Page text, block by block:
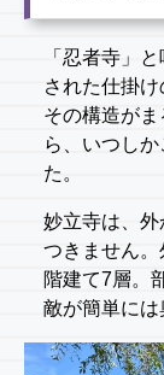
「忍者寺」
された仕掛
その構造が
ら、いつし
た。
妙立寺は、
つきません
階建て7層。
敵が簡単には